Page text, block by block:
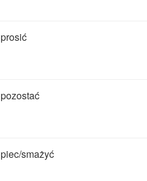
prosić
pozostać
piec/smażyć